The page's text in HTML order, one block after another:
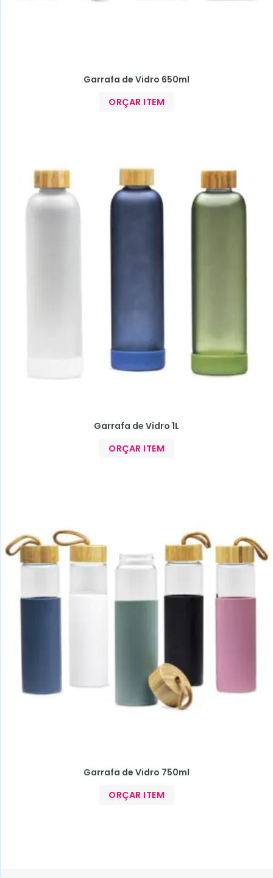
Garrafa de Vidro 650ml
ORÇAR ITEM
Garrafa de Vidro 1L
ORÇAR ITEM
Garrafa de Vidro 750ml
ORÇAR ITEM